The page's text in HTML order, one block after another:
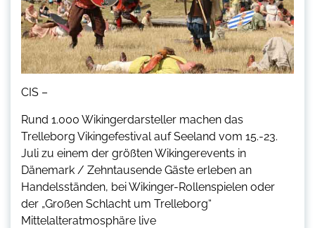
CIS –
Rund 1.000 Wikingerdarsteller machen das
Trelleborg Vikingefestival auf Seeland vom 15.-23.
Juli zu einem der größten Wikingerevents in
Dänemark / Zehntausende Gäste erleben an
Handelsständen, bei Wikinger-Rollenspielen oder
der „Großen Schlacht um Trelleborg“
Mittelalteratmosphäre live